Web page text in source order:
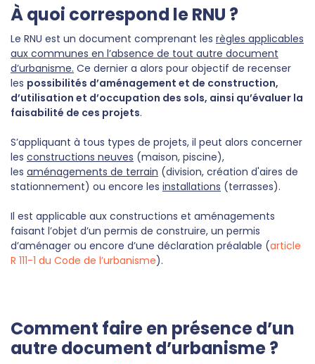
À quoi correspond le RNU ?
Le RNU est un document comprenant les règles applicables
aux communes en l’absence de tout autre document
d’urbanisme. Ce dernier a alors pour objectif de recenser
les possibilités d’aménagement et de construction,
d’utilisation et d’occupation des sols, ainsi qu’évaluer la
faisabilité de ces projets.
S’appliquant à tous types de projets, il peut alors concerner
les constructions neuves (maison, piscine),
les aménagements de terrain (division, création d'aires de
stationnement) ou encore les installations (terrasses).
Il est applicable aux constructions et aménagements
faisant l’objet d’un permis de construire, un permis
d’aménager ou encore d’une déclaration préalable (article
R 111-1 du Code de l’urbanisme).
Comment faire en présence d’un
autre document d’urbanisme ?